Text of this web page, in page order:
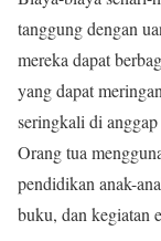
tanggung dengan
mereka dapat
yang dapat
seringkali di
Orang tua
pendidikan anak-
buku, dan kegiatan